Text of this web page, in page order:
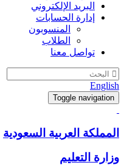
البريد الإلكتروني
إدارة الحسابات
المنسوبون
الطلاب
تواصل معنا
English
Toggle navigation
المملكة العربية السعودية
وزارة التعليم